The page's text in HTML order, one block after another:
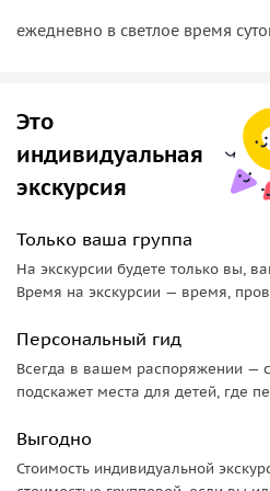
известный с 1208 года служил
Прикоснемся к истории,
держа в руке фонарь со свечой
будем держаться за канат.
сводами и потолком, который
золотыми звездами
В стоимость экскурсии
Туристы оплачивают
ежедневно в светлое время
Это
индивидуальная
экскурсия
Только ваша группа
На экскурсии будете только вы,
Время на экскурсии — время,
Персональный гид
Всегда в вашем распоряжении —
подскажет места для детей, где
Выгодно
Стоимость индивидуальной